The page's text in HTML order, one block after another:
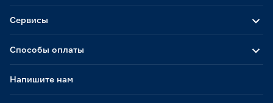
Способы оплаты
Сервисы
Напишите нам